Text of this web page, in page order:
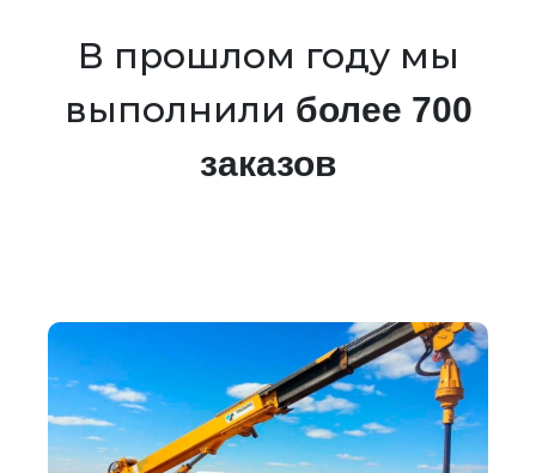
В прошлом году мы
выполнили более 700
заказов